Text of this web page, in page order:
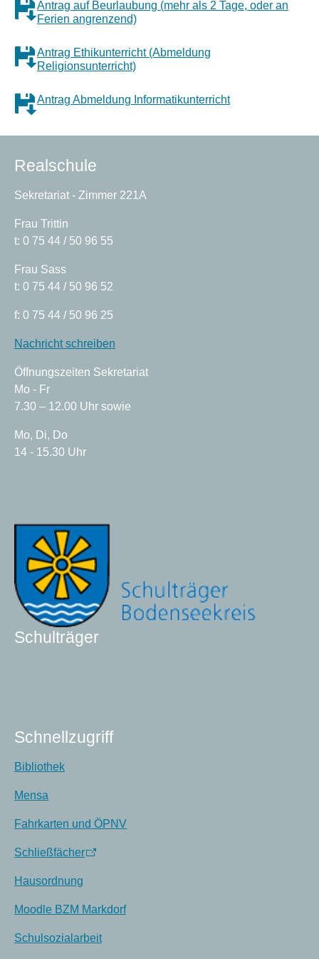
Antrag auf Beurlaubung (mehr als 2 Tage, oder an
Ferien angrenzend)
Antrag Ethikunterricht (Abmeldung
Religionsunterricht)
Antrag Abmeldung Informatikunterricht
Realschule
Sekretariat - Zimmer 221A
Frau Trittin
t: 0 75 44 / 50 96 55
Frau Sass
t: 0 75 44 / 50 96 52
f: 0 75 44 / 50 96 25
Nachricht schreiben
Öffnungszeiten Sekretariat
Mo - Fr
7.30 – 12.00 Uhr sowie
Mo, Di, Do
14 - 15.30 Uhr
Schulträger
Schnellzugriff
Bibliothek
Mensa
Fahrkarten und ÖPNV
Schließfächer
Hausordnung
Moodle BZM Markdorf
Schulsozialarbeit